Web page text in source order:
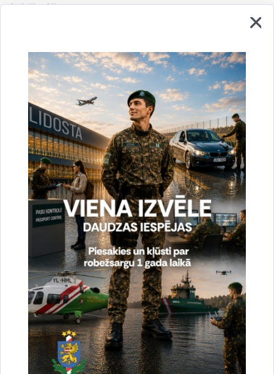
Anželika Alika
tālr. 67913535
e-pasts:Anzelika.Alika@rs.gov.lv
Drukāt lapu
Dalīties